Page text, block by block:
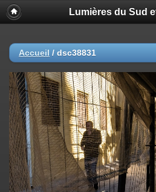
Lumières du Sud
Accueil / dsc38831